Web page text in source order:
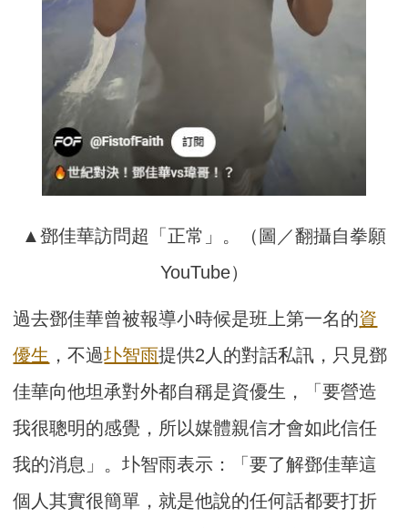
▲鄧佳華訪問超「正常」。（圖／翻攝自拳願
YouTube）
過去鄧佳華曾被報導小時候是班上第一名的資
優生 ，不過圤智雨提供2人的對話私訊，只見鄧
佳華向他坦承對外都自稱是資優生，「要營造
我很聰明的感覺，所以媒體親信才會如此信任
我的消息」。圤智雨表示：「要了解鄧佳華這
個人其實很簡單，就是他說的任何話都要打折